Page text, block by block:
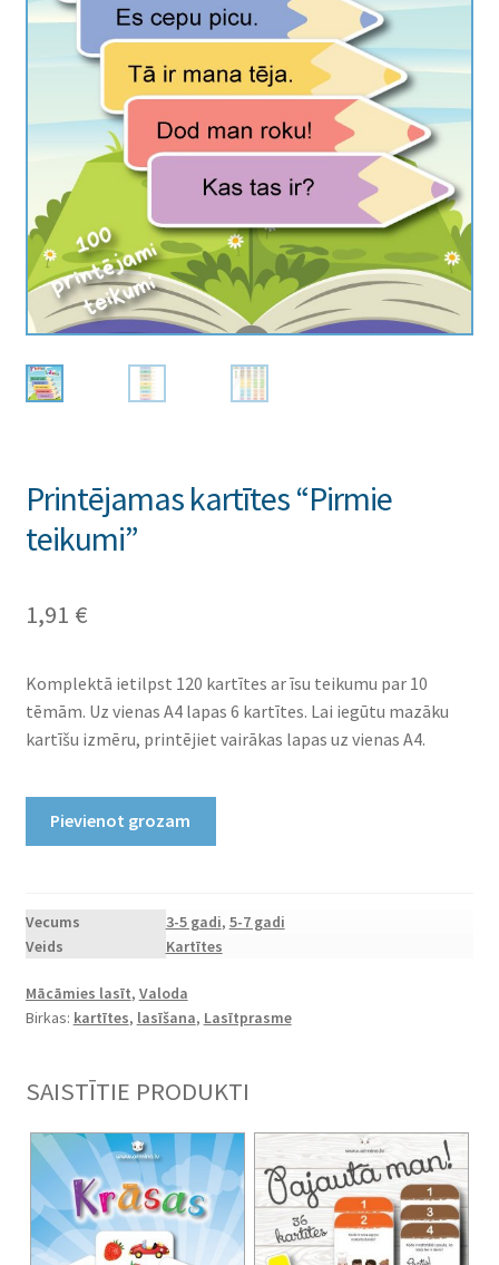
Printējamas kartītes “Pirmie
teikumi”
1,91 €
Komplektā ietilpst 120 kartītes ar īsu teikumu par 10
tēmām. Uz vienas A4 lapas 6 kartītes. Lai iegūtu mazāku
kartīšu izmēru, printējiet vairākas lapas uz vienas A4.
daudzums
Pievienot grozam
Vecums 3-5 gadi, 5-7 gadi
Veids
Kartītes
Mācāmies lasīt, Valoda
Birkas: kartītes, lasīšana, Lasītprasme
SAISTĪTIE PRODUKTI